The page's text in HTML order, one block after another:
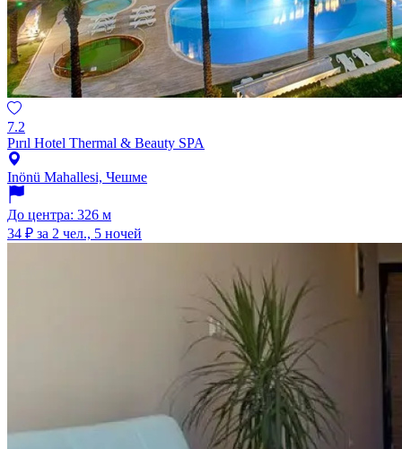
7.2
Pırıl Hotel Thermal & Beauty SPA
Inönü Mahallesi, Чешме
До центра: 326 м
34 ₽ за 2 чел., 5 ночей